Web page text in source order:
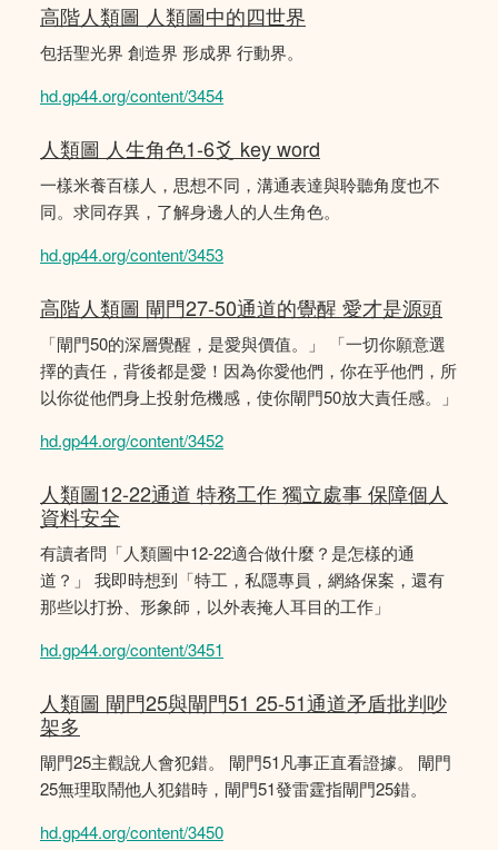
高階人類圖 人類圖中的四世界
包括聖光界 創造界 形成界 行動界。
hd.gp44.org/content/3454
人類圖 人生角色1-6爻 key word
一樣米養百樣人，思想不同，溝通表達與聆聽角度也不
同。求同存異，了解身邊人的人生角色。
hd.gp44.org/content/3453
高階人類圖 閘門27-50通道的覺醒 愛才是源頭
「閘門50的深層覺醒，是愛與價值。」 「一切你願意選
擇的責任，背後都是愛！因為你愛他們，你在乎他們，所
以你從他們身上投射危機感，使你閘門50放大責任感。」
hd.gp44.org/content/3452
人類圖12-22通道 特務工作 獨立處事 保障個人
資料安全
有讀者問「人類圖中12-22適合做什麼？是怎樣的通
道？」 我即時想到「特工，私隱專員，網絡保案，還有
那些以打扮、形象師，以外表掩人耳目的工作」
hd.gp44.org/content/3451
人類圖 閘門25與閘門51 25-51通道矛盾批判吵
架多
閘門25主觀說人會犯錯。 閘門51凡事正直看證據。 閘門
25無理取鬧他人犯錯時，閘門51發雷霆指閘門25錯。
hd.gp44.org/content/3450